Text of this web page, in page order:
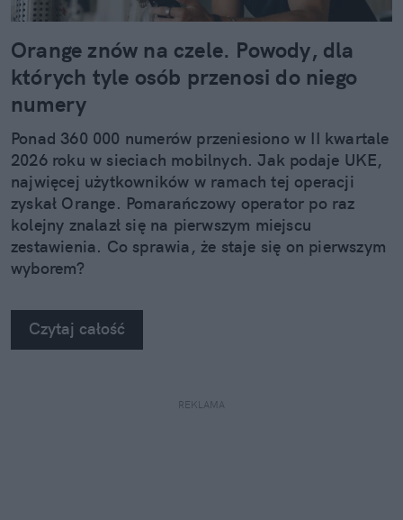
Orange znów na czele. Powody, dla
których tyle osób przenosi do niego
numery
Ponad 360 000 numerów przeniesiono w II kwartale
2026 roku w sieciach mobilnych. Jak podaje UKE,
najwięcej użytkowników w ramach tej operacji
zyskał Orange. Pomarańczowy operator po raz
kolejny znalazł się na pierwszym miejscu
zestawienia. Co sprawia, że staje się on pierwszym
wyborem?
Czytaj całość
REKLAMA